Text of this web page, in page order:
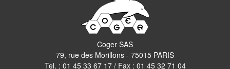
Coger SAS
79, rue des Morillons - 75015 PARIS
Tel. : 01 45 33 67 17/ Fax : 01 45 32 71 04